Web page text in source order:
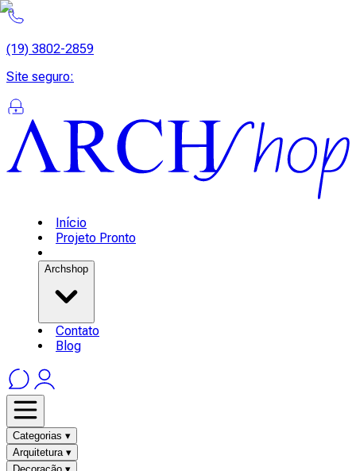
(19) 3802-2859
Site seguro:
Início
Projeto Pronto
Archshop
Contato
Blog
Categorias ▾
Arquitetura ▾